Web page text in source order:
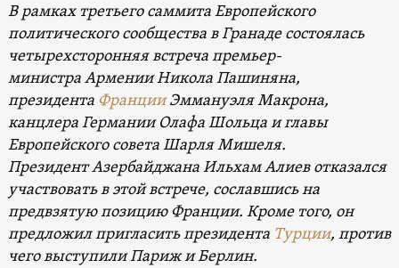
В рамках третьего саммита Европейского
политического сообщества в Гранаде состоялась
четырехсторонняя встреча премьер-
министра Армении Никола Пашиняна,
президента ФранцииЭммануэля Макрона,
канцлера Германии Олафа Шольца и главы
Европейского совета Шарля Мишеля.
Президент Азербайджана Ильхам Алиев отказался
участвовать в этой встрече, сославшись на
предвзятую позицию Франции. Кроме того, он
предложил пригласить президента Турции, против
чего выступили Париж и Берлин.